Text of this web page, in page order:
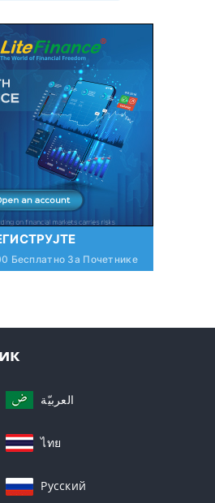
Бесплатно За Почетнике
العربيّة
ไทย
Русский